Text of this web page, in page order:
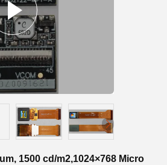
1500 cd/m2,1024×768 Micro